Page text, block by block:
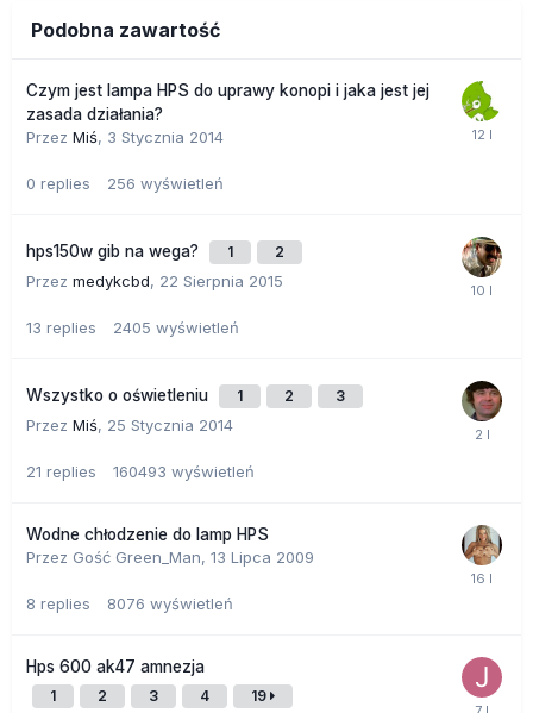
Podobna zawartość
Czym jest lampa HPS do uprawy konopi i jaka jest jej
zasada działania?
Przez Miś, 3 Stycznia 2014
0 replies 256 wyświetleń
hps150w gib na wega? 1 2
Przez medykcbd, 22 Sierpnia 2015
13 replies 2405 wyświetleń
Wszystko o oświetleniu 1 2 3
Przez Miś, 25 Stycznia 2014
21 replies 160493 wyświetleń
Wodne chłodzenie do lamp HPS
Przez Gość Green_Man, 13 Lipca 2009
8 replies 8076 wyświetleń
Hps 600 ak47 amnezja
1 2 3 4 19